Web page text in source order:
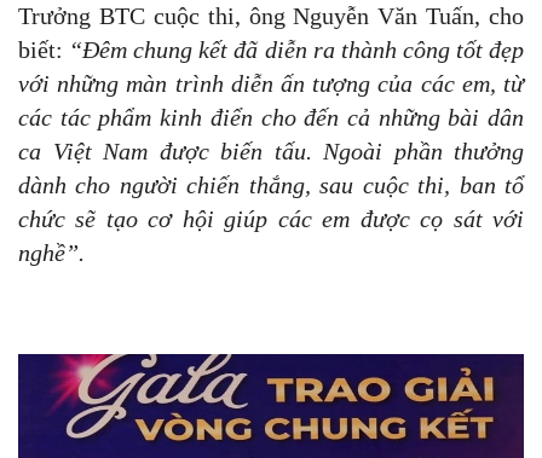
Trưởng BTC cuộc thi, ông Nguyễn Văn Tuấn, cho
biết: “Đêm chung kết đã diễn ra thành công tốt đẹp
với những màn trình diễn ấn tượng của các em, từ
các tác phẩm kinh điển cho đến cả những bài dân
ca Việt Nam được biến tấu. Ngoài phần thưởng
dành cho người chiến thắng, sau cuộc thi, ban tổ
chức sẽ tạo cơ hội giúp các em được cọ sát với
nghề”.